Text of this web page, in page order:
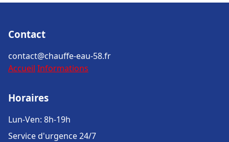
Contact
contact@chauffe-eau-58.fr
Accueil Informations
Horaires
Lun-Ven: 8h-19h
Service d'urgence 24/7